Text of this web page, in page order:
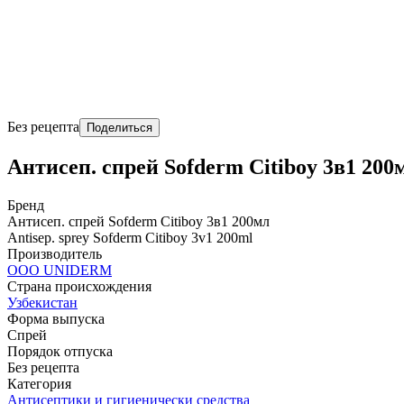
Без рецепта Поделиться
Антисеп. спрей Sofderm Citiboy 3в1
Бренд
Антисеп. спрей Sofderm Citiboy 3в1 200мл
Antisep. sprey Sofderm Citiboy 3v1 200ml
Производитель
OOO UNIDERM
Страна происхождения
Узбекистан
Форма выпуска
Спрей
Порядок отпуска
Без рецепта
Категория
Антисептики и гигиенически средства